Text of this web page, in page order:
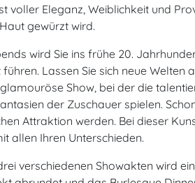
voller Eleganz, Weiblichkeit und
gewürzt wird.
wird Sie ins frühe 20.
Lassen Sie sich neue Welten
Show, bei der die
der Zuschauer spielen.
Attraktion werden. Bei dieser
allen Ihren Unterschieden.
verschiedenen Showakten wird